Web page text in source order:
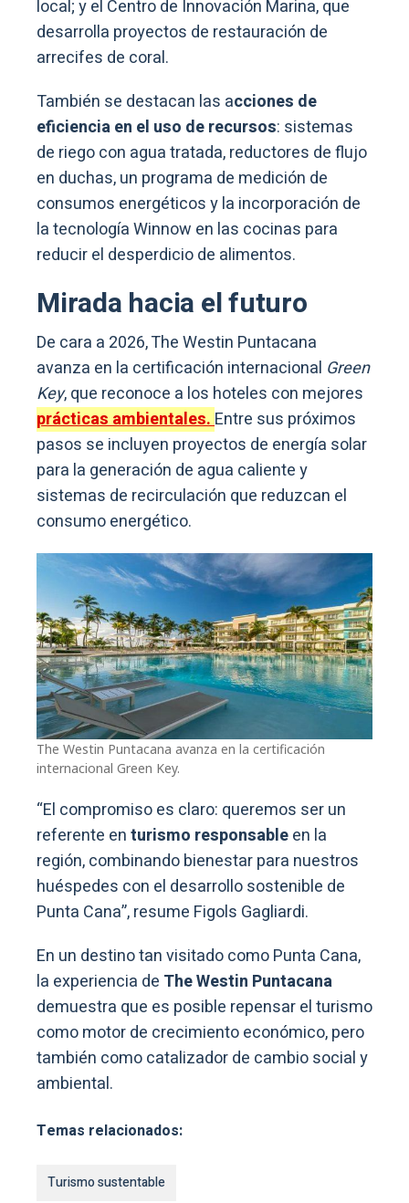
local; y el Centro de Innovación Marina, que
desarrolla proyectos de restauración de
arrecifes de coral.
También se destacan las acciones de
eficiencia en el uso de recursos: sistemas
de riego con agua tratada, reductores de flujo
en duchas, un programa de medición de
consumos energéticos y la incorporación de
la tecnología Winnow en las cocinas para
reducir el desperdicio de alimentos.
Mirada hacia el futuro
De cara a 2026, The Westin Puntacana
avanza en la certificación internacional Green
Key, que reconoce a los hoteles con mejores
prácticas ambientales.Entre sus próximos
pasos se incluyen proyectos de energía solar
para la generación de agua caliente y
sistemas de recirculación que reduzcan el
consumo energético.
The Westin Puntacana avanza en la certificación
internacional Green Key.
“El compromiso es claro: queremos ser un
referente enturismo responsableen la
región, combinando bienestar para nuestros
huéspedes con el desarrollo sostenible de
Punta Cana”, resume Figols Gagliardi.
En un destino tan visitado como Punta Cana,
la experiencia de The Westin Puntacana
demuestra que es posible repensar el turismo
como motor de crecimiento económico, pero
también como catalizador de cambio social y
ambiental.
Temas relacionados:
Turismo sustentable